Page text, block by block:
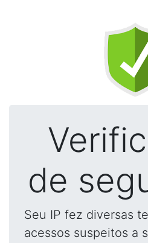
de
Seu IP fez diversas
acessos suspeitos a